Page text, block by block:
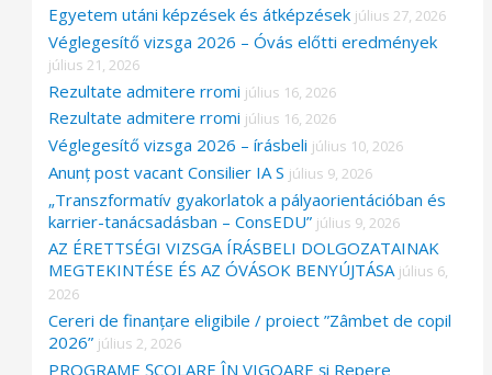
rEgyetem utáni képzések és átképzések július 27, 2026
Véglegesítő vizsga 2026 – Óvás előtti eredmények
július 21, 2026
Rezultate admitere rromi július 16, 2026
Rezultate admitere rromi július 16, 2026
Véglegesítő vizsga 2026 – írásbeli július 10, 2026
Anunț post vacant Consilier IA S július 9, 2026
„Transzformatív gyakorlatok a pályaorientációban és
karrier-tanácsadásban – ConsEDU” július 9, 2026
AZ ÉRETTSÉGI VIZSGA ÍRÁSBELI DOLGOZATAINAK
MEGTEKINTÉSE ÉS AZ ÓVÁSOK BENYÚJTÁSA július 6,
2026
Cereri de finanțare eligibile / proiect ”Zâmbet de copil
2026” július 2, 2026
PROGRAME ȘCOLARE ÎN VIGOARE și Repere